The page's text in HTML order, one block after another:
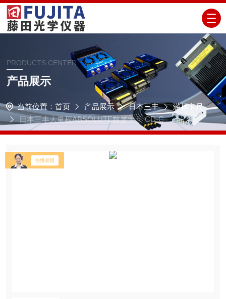
PRODUCTS CENTER
产品展示
当前位置： 首页 产品展示 日本三丰
游标卡尺
日本三丰大量程ABSOLUTE数显卡尺 CD-C